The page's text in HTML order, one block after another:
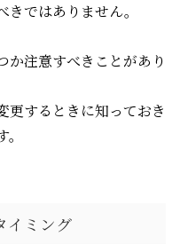
ではありません。
か注意すべきことがあり
更するときに知っておき
イミング